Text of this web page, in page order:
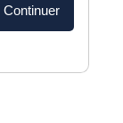
Continuer